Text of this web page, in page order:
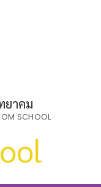
ยาคม
SCHOOL